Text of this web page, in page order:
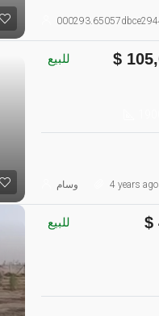
للبيع
وسام 4 years ago
للبيع